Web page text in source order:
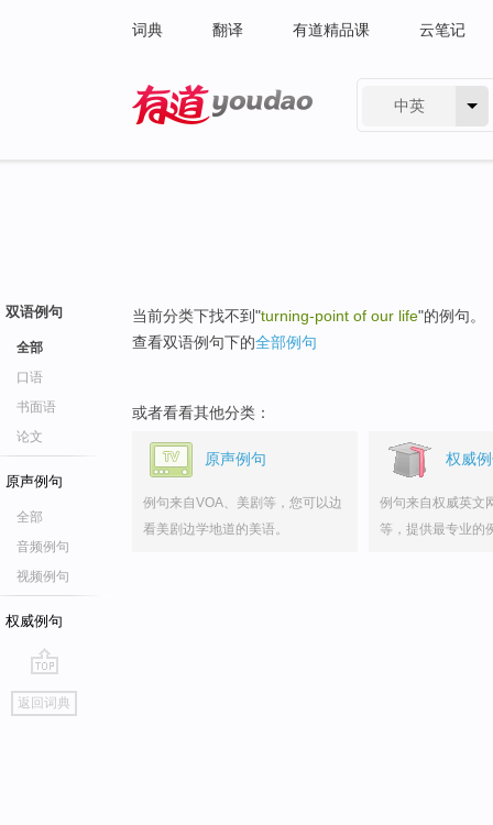
词典 翻译 有道精品课 云笔记
中英
双语例句
全部
口语
书面语
论文
原声例句
全部
音频例句
视频例句
权威例句
go
top
返回词典
当前分类下找不到"turning-point of our life"的例句。
查看双语例句下的全部例句
或者看看其他分类：
原声例句
例句来自VOA、美剧等，您可以边
看美剧边学地道的美语。
权威
例句来自权威英文
等，提供最专业的